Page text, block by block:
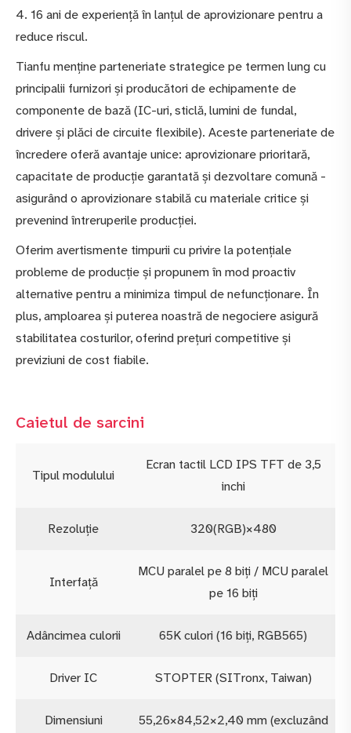
4. 16 ani de experiență în lanțul de aprovizionare pentru a
reduce riscul.
Tianfu menține parteneriate strategice pe termen lung cu
principalii furnizori și producători de echipamente de
componente de bază (IC-uri, sticlă, lumini de fundal,
drivere și plăci de circuite flexibile). Aceste parteneriate de
încredere oferă avantaje unice: aprovizionare prioritară,
capacitate de producție garantată și dezvoltare comună -
asigurând o aprovizionare stabilă cu materiale critice și
prevenind întreruperile producției.
Oferim avertismente timpurii cu privire la potențiale
probleme de producție și propunem în mod proactiv
alternative pentru a minimiza timpul de nefuncționare. În
plus, amploarea și puterea noastră de negociere asigură
stabilitatea costurilor, oferind prețuri competitive și
previziuni de cost fiabile.
Caietul de sarcini
Tipul modulului
Ecran tactil LCD IPS TFT de 3,5
inchi
Rezoluţie 320(RGB)×480
Interfață
MCU paralel pe 8 biți / MCU paralel
pe 16 biți
Adâncimea culorii 65K culori (16 biți, RGB565)
Driver IC STOPTER (SITronx, Taiwan)
Dimensiuni
55,26×84,52×2,40 mm (excluzând